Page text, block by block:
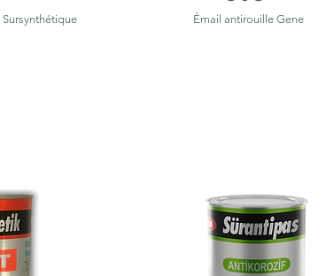
Émail antirouille Gene